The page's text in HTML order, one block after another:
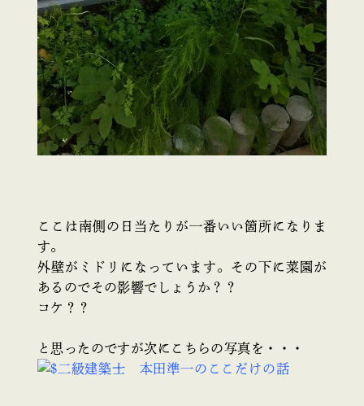
ここは南側の日当たりが一番いい箇所になりま
す。
外壁がミドリになっています。その下に菜園が
あるのでその影響でしょうか？？
コケ？？
と思ったのですが次にこちらの写真を・・・